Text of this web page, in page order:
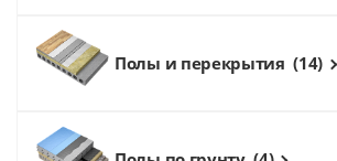
Полы и перекрытия(14)